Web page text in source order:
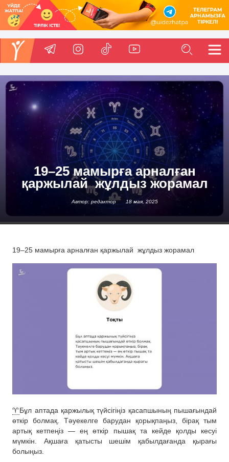
19–25 мамырға арналған
қаржылай жұлдыз жорамал
Автор: редактор 18 мая, 2025
19–25 мамырға арналған қаржылай жұлдыз жорамал
♈️Бұл аптада қаржылық түйсігіңіз қасапшының пышағындай
өткір болмақ. Тәуекелге барудан қорықпаңыз, бірақ тым
артық кетпеңіз — ең өткір пышақ та кейде қолды кесуі
мүмкін. Ақшаға қатысты шешім қабылдағанда қырағы
болыңыз.